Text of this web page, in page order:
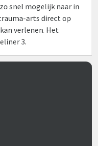
snel mogelijk naar in
arts direct op
verlenen. Het
3.